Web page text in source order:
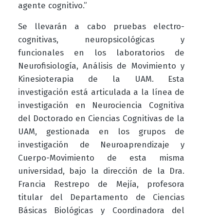
agente cognitivo.”
Se llevarán a cabo pruebas electro-
cognitivas, neuropsicológicas y
funcionales en los laboratorios de
Neurofisiología, Análisis de Movimiento y
Kinesioterapia de la UAM. Esta
investigación está articulada a la línea de
investigación en Neurociencia Cognitiva
del Doctorado en Ciencias Cognitivas de la
UAM, gestionada en los grupos de
investigación de Neuroaprendizaje y
Cuerpo-Movimiento de esta misma
universidad, bajo la dirección de la Dra.
Francia Restrepo de Mejía, profesora
titular del Departamento de Ciencias
Básicas Biológicas y Coordinadora del